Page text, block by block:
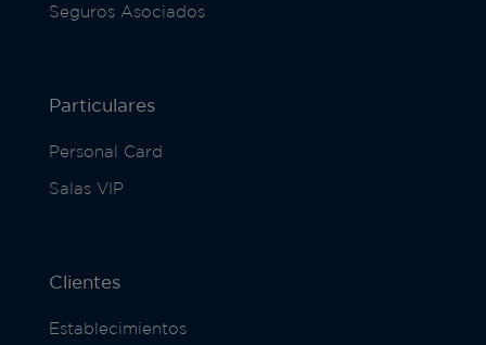
Seguros Asociados
Particulares
Personal Card
Salas VIP
Clientes
Establecimientos